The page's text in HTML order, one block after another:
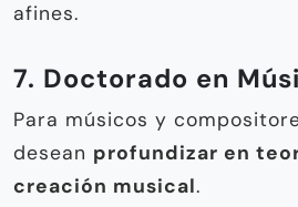
afines.
7. Doctorado en
Para músicos y
desean profundizar en
creación musical.